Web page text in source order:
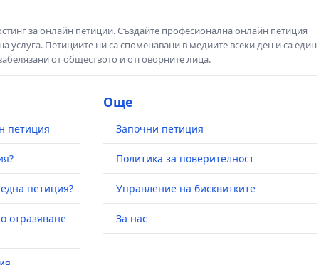
за онлайн петиции. Създайте професионална онлайн петиция
услуга. Петициите ни са споменавани в медиите всеки ден и са един
от обществото и отговорните лица.
петиция
петиция?
отразяване
Още
Започни петиция
Политика за поверителност
Управление на бисквитките
За нас